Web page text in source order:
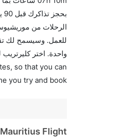
واحدة. اختر
so that you can
you try and book.
Flight